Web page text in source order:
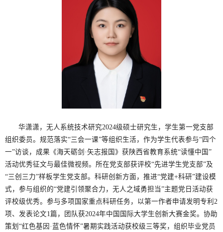
华潇潇，无人系统技术研究2024级硕士研究生，学生第一党支部
组织委员。规范落实“三会一课”等组织生活，作为学生代表参与“四个
一”访谈，成果《海天砺剑·矢志报国》获陕西省教育系统“读懂中国”
活动优秀征文与最佳微视频。所在党支部获评校“先进学生党支部”及
“三创三力”样板学生党支部。科研创新方面，推进“党建+科研”建设模
式，参与组织的“党建引领聚合力，无人之域勇担当”主题党日活动获
评校级优秀。参与多项国家重点科研任务，以第一作者申请发明专利2
项、发表论文1篇，团队获2024年中国国际大学生创新大赛金奖。协助
策划“红色基因·蓝色情怀”暑期实践活动获校级三等奖，组织毕业党员